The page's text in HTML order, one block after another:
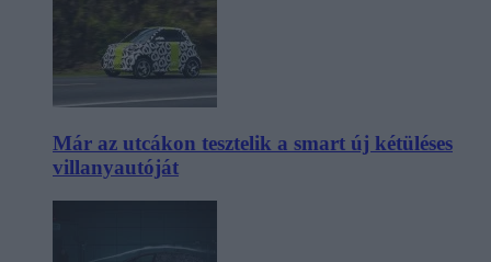
Már az utcákon tesztelik a smart új kétüléses
villanyautóját